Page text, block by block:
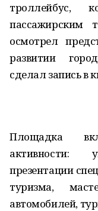
троллейбус,
пассажирским
осмотрел
развитии
сделал запись в
Площадка
активности:
презентации
туризма,
автомобилей,